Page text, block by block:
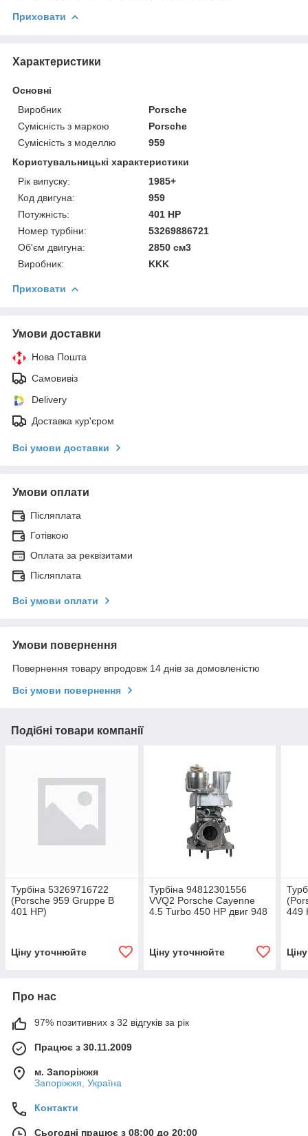
Приховати
Характеристики
Основні
Виробник
Porsche
Сумісність з маркою
Porsche
Сумісність з моделлю
959
Користувальницькі характеристики
Рік випуску:
1985+
Код двигуна:
959
Потужність:
401 HP
Номер турбіни:
53269886721
Об'єм двигуна:
2850 см3
Виробник:
KKK
Приховати
Умови доставки
Нова Пошта
Самовивіз
Delivery
Доставка кур'єром
Всі умови доставки
Умови оплати
Післяплата
Готівкою
Оплата за реквізитами
Післяплата
Всі умови оплати
Умови повернення
Повернення товару впродовж 14 днів за домовленістю
Всі умови повернення
Подібні товари компанії
Турбіна 53269716722
(Porsche 959 Gruppe B
401 HP)
Ціну уточнюйте
Турбіна 94812301556
VVQ2 Porsche Cayenne
4.5 Turbo 450 HP двиг 948
Ціну уточнюйте
449
Про нас
97% позитивних з 32 відгуків за рік
Працює з 30.11.2009
м. Запоріжжя
Запоріжжя, Україна
Контакти
Сьогодні працює з 08:00 до 20:00